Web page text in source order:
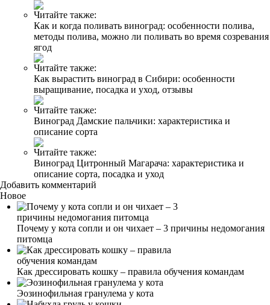
Читайте также:
Как и когда поливать виноград: особенности полива,
методы полива, можно ли поливать во время созревания
ягод
Читайте также:
Как вырастить виноград в Сибири: особенности
выращивание, посадка и уход, отзывы
Читайте также:
Виноград Дамские пальчики: характеристика и
описание сорта
Читайте также:
Виноград Цитронный Магарача: характеристика и
описание сорта, посадка и уход
Добавить комментарий
Новое
Почему у кота сопли и он чихает – 3 причины недомогания
питомца
Как дрессировать кошку – правила обучения командам
Эозинофильная гранулема у кота